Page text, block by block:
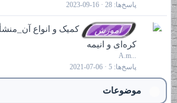
پاسخ‌ها 28
2023-09-16
آموزش
کمیک و انواع
کره‌ای و انیمه
A.m...
پاسخ‌ها 5
2021-07-06
موضوعات